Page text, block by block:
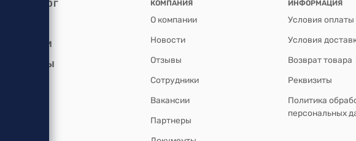
КАТАЛОГ
УСЛУГИ
БРЕНДЫ
КОМПАНИЯ
О компании
Новости
Отзывы
Сотрудники
Вакансии
Партнеры
ИНФОРМАЦИЯ
Условия оплаты
Условия
Возврат товара
Реквизиты
Политика
персональных